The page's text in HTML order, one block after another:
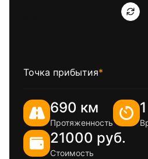
Точка прибытия*
690 км
Протяженность
21000 руб.
Стоимость